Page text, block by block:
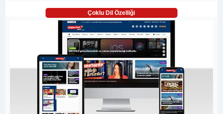
Çoklu Dil Özelliği